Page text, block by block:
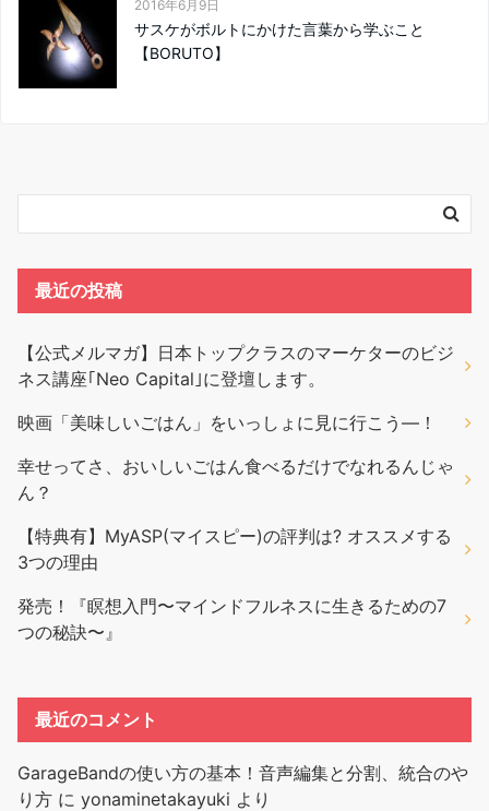
2016年6月9日
サスケがボルトにかけた言葉から学ぶこと
【BORUTO】
最近の投稿
【公式メルマガ】日本トップクラスのマーケターのビジ
ネス講座｢Neo Capital｣に登壇します。
映画「美味しいごはん」をいっしょに見に行こう―！
幸せってさ、おいしいごはん食べるだけでなれるんじゃ
ん？
【特典有】MyASP(マイスピー)の評判は? オススメする
3つの理由
発売！『瞑想入門〜マインドフルネスに生きるための7
つの秘訣〜』
最近のコメント
GarageBandの使い方の基本！音声編集と分割、統合のや
り方 に yonaminetakayuki より